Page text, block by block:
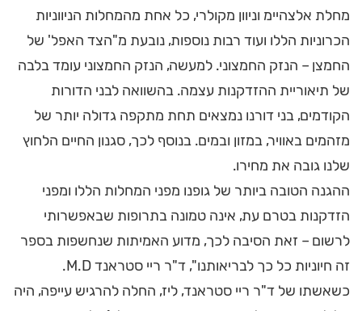
מחלת אלצהיימ וניוון מקולרי, כל אחת מהמחלות הניווניות
הכרוניות הללו ועוד רבות נוספות, נובעת מ"הצד האפל' של
החמצן – הנזק החמצוני. למעשה, הנזק החמצוני עומד בלבה
של תיאוריית ההזדקנות עצמה. בהשוואה לבני הדורות
הקודמים, בני דורנו נמצאים תחת מתקפה גדולה יותר של
מזהמים באוויר, במזון ובמים. בנוסף לכך, סגנון החיים הלחוץ
שלנו גובה את מחירו.
ההגנה הטובה ביותר של גופנו מפני המחלות הללו ומפני
הזדקנות בטרם עת, אינה טמונה בתרופות שבאפשרותי
לרשום – זאת הסיבה לכך, מדוע האמיתות שנחשפות בספר
זה חיוניות כל כך לבריאותנו", ד"ר ריי סטראנד M.D.
כשאשתו של ד"ר ריי סטראנד, ליז, החלה להרגיש עייפה, היה